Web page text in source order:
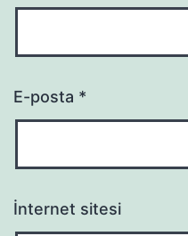
E-posta *
İnternet sitesi